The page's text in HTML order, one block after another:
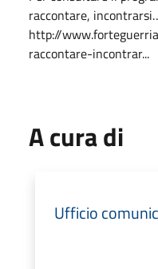
raccontare,
http://
raccontare-incontrar...
A cura di
Ufficio